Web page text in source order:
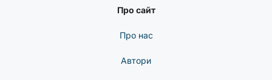
Про сайт
Про нас
Автори